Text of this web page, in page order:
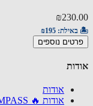
₪195
נוספים
אודות